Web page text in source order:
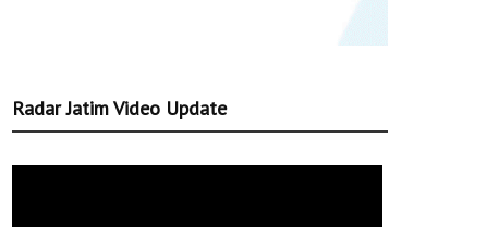
Radar Jatim Video Update